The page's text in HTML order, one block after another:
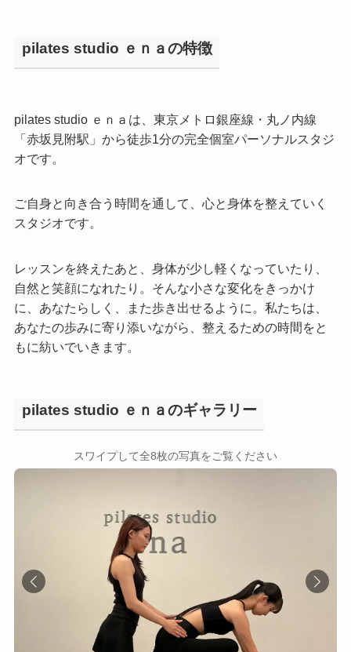
pilates studio ｅｎａの特徴
pilates studio ｅｎａは、東京メトロ銀座線・丸ノ内線
「赤坂見附駅」から徒歩1分の完全個室パーソナルスタジ
オです。
ご自身と向き合う時間を通して、心と身体を整えていく
スタジオです。
レッスンを終えたあと、身体が少し軽くなっていたり、
自然と笑顔になれたり。そんな小さな変化をきっかけ
に、あなたらしく、また歩き出せるように。私たちは、
あなたの歩みに寄り添いながら、整えるための時間をと
もに紡いでいきます。
pilates studio ｅｎａのギャラリー
スワイプして全8枚の写真をご覧ください